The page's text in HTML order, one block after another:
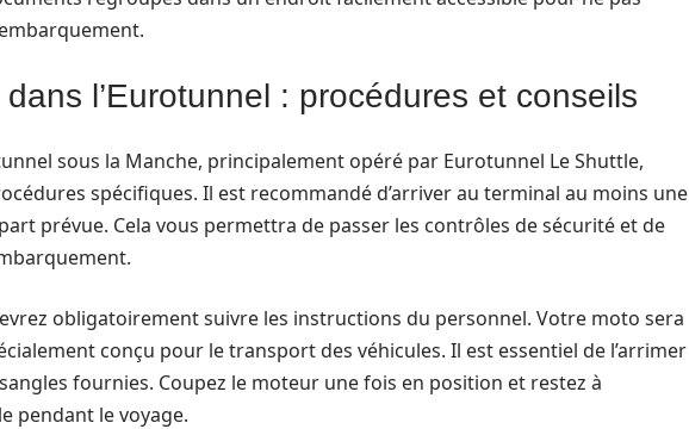
l’Eurotunnel : procédures et conseils
sous la Manche, principalement opéré par Eurotunnel Le Shuttle,
spécifiques. Il est recommandé d’arriver au terminal au moins une
prévue. Cela vous permettra de passer les contrôles de sécurité et de
obligatoirement suivre les instructions du personnel. Votre moto sera
conçu pour le transport des véhicules. Il est essentiel de l’arrimer
fournies. Coupez le moteur une fois en position et restez à
pendant le voyage.